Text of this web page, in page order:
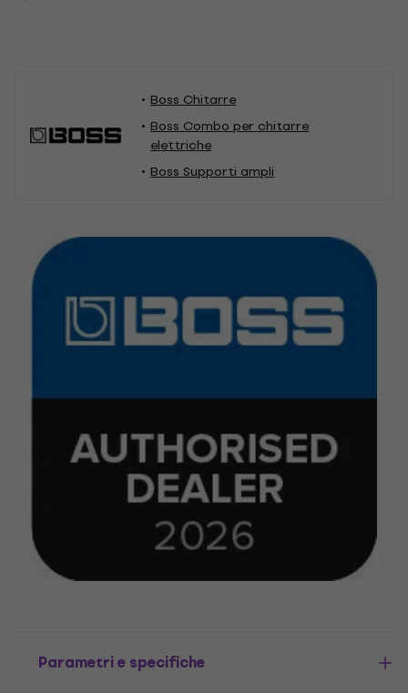
Boss Chitarre
Boss Combo per chitarre
elettriche
Boss Supporti ampli
Parametri e specifiche